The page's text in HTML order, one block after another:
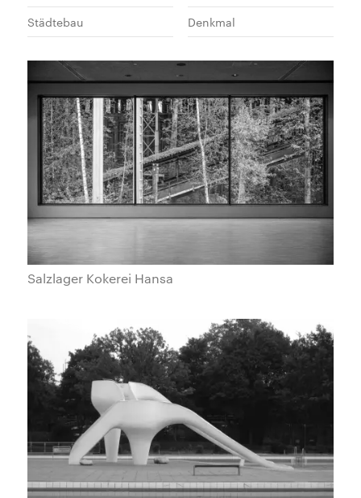
Städtebau Denkmal
Salzlager Kokerei Hansa